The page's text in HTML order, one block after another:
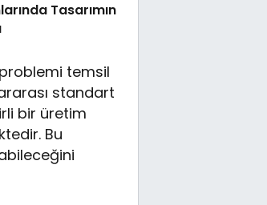
Tasarımın
temsil
standart
bir üretim
Bu